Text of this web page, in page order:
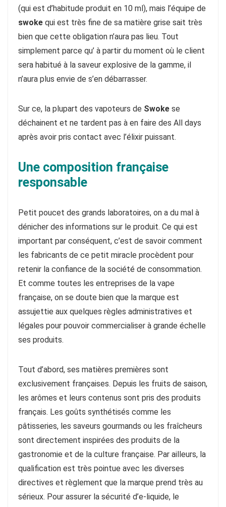
(qui est d’habitude produit en 10 ml), mais l’équipe de
swoke qui est très fine de sa matière grise sait très
bien que cette obligation n’aura pas lieu. Tout
simplement parce qu’ à partir du moment où le client
sera habitué à la saveur explosive de la gamme, il
n’aura plus envie de s’en débarrasser.
Sur ce, la plupart des vapoteurs de Swoke se
déchainent et ne tardent pas à en faire des All days
après avoir pris contact avec l’élixir puissant.
Une composition française
responsable
Petit poucet des grands laboratoires, on a du mal à
dénicher des informations sur le produit. Ce qui est
important par conséquent, c’est de savoir comment
les fabricants de ce petit miracle procèdent pour
retenir la confiance de la société de consommation.
Et comme toutes les entreprises de la vape
française, on se doute bien que la marque est
assujettie aux quelques règles administratives et
légales pour pouvoir commercialiser à grande échelle
ses produits.
Tout d’abord, ses matières premières sont
exclusivement françaises. Depuis les fruits de saison,
les arômes et leurs contenus sont pris des produits
français. Les goûts synthétisés comme les
pâtisseries, les saveurs gourmands ou les fraîcheurs
sont directement inspirées des produits de la
gastronomie et de la culture française. Par ailleurs, la
qualification est très pointue avec les diverses
directives et règlement que la marque prend très au
sérieux. Pour assurer la sécurité d’e-liquide, le